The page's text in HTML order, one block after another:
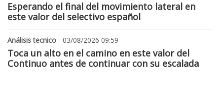
Esperando el final del movimiento lateral en
este valor del selectivo español
Análisis tecnico - 03/08/2026 09:59
Toca un alto en el camino en este valor del
Continuo antes de continuar con su escalada